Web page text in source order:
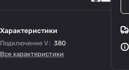
Характеристики
Подключение V : 380
Все характеристики